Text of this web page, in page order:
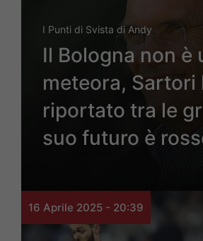
I Punti di Svista di Andy
Il Bologna non è
meteora, Sartori
riportato tra le
suo futuro è
16 Aprile 2025 - 20:39